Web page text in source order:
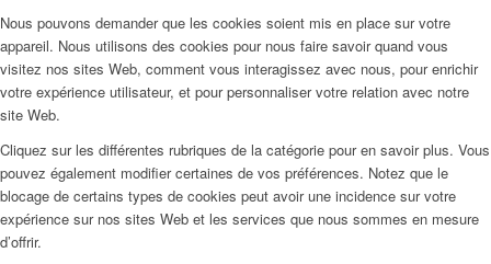
Nous pouvons demander que les cookies soient mis en place sur votre
appareil. Nous utilisons des cookies pour nous faire savoir quand vous
visitez nos sites Web, comment vous interagissez avec nous, pour enrichir
votre expérience utilisateur, et pour personnaliser votre relation avec notre
site Web.
Cliquez sur les différentes rubriques de la catégorie pour en savoir plus. Vous
pouvez également modifier certaines de vos préférences. Notez que le
blocage de certains types de cookies peut avoir une incidence sur votre
expérience sur nos sites Web et les services que nous sommes en mesure
d’offrir.